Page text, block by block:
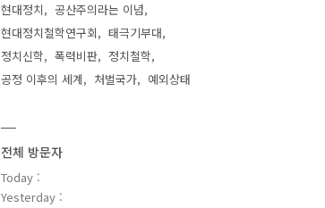
현대정치
공산주의라는 이념
현대정치철학연구회
태극기부대
정치신학
폭력비판
정치철학
공정 이후의 세계
처벌국가 예외상태
전체 방문자
Today :
Yesterday :